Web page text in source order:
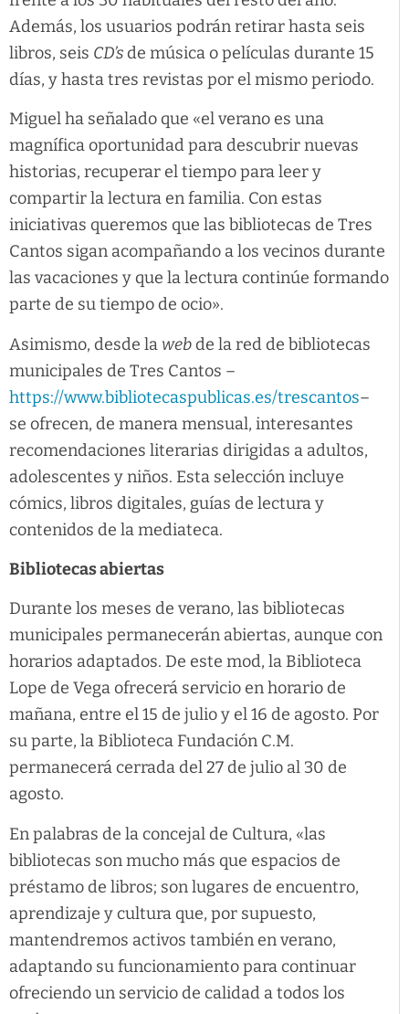
Además, los usuarios podrán retirar hasta seis
libros, seis CD’s de música o películas durante 15
días, y hasta tres revistas por el mismo periodo.
Miguel ha señalado que «el verano es una
magnífica oportunidad para descubrir nuevas
historias, recuperar el tiempo para leer y
compartir la lectura en familia. Con estas
iniciativas queremos que las bibliotecas de Tres
Cantos sigan acompañando a los vecinos durante
las vacaciones y que la lectura continúe formando
parte de su tiempo de ocio».
Asimismo, desde laweb de la red de bibliotecas
municipales de Tres Cantos –
https://www.bibliotecaspublicas.es/trescantos–
se ofrecen, de manera mensual, interesantes
recomendaciones literarias dirigidas a adultos,
adolescentes y niños. Esta selección incluye
cómics, libros digitales, guías de lectura y
contenidos de la mediateca.
Bibliotecas abiertas
Durante los meses de verano, las bibliotecas
municipales permanecerán abiertas, aunque con
horarios adaptados. De este mod, la Biblioteca
Lope de Vega ofrecerá servicio en horario de
mañana, entre el 15 de julio y el 16 de agosto. Por
su parte, la Biblioteca Fundación C.M.
permanecerá cerrada del 27 de julio al 30 de
agosto.
En palabras de la concejal de Cultura, «las
bibliotecas son mucho más que espacios de
préstamo de libros; son lugares de encuentro,
aprendizaje y cultura que, por supuesto,
mantendremos activos también en verano,
adaptando su funcionamiento para continuar
ofreciendo un servicio de calidad a todos los